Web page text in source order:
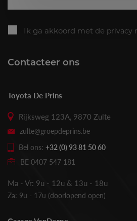
Ik ga akkoord met de privacy
Contacteer ons
Toyota De Prins
Rijksweg 123A, 9870 Zulte
zulte@groepdeprins.be
Bel ons: +32 (0) 93 81 50 60
BE 0407 547 181
Ma - Vr: 9u - 12u & 13u - 18u
Za: 9u - 17u (doorlopend open)